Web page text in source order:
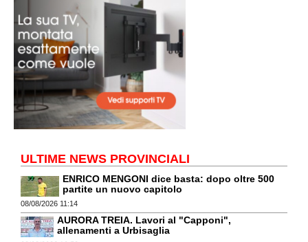
ULTIME NEWS PROVINCIALI
ENRICO MENGONI dice basta: dopo oltre 500
partite un nuovo capitolo
08/08/2026 11:14
AURORA TREIA. Lavori al "Capponi",
allenamenti a Urbisaglia